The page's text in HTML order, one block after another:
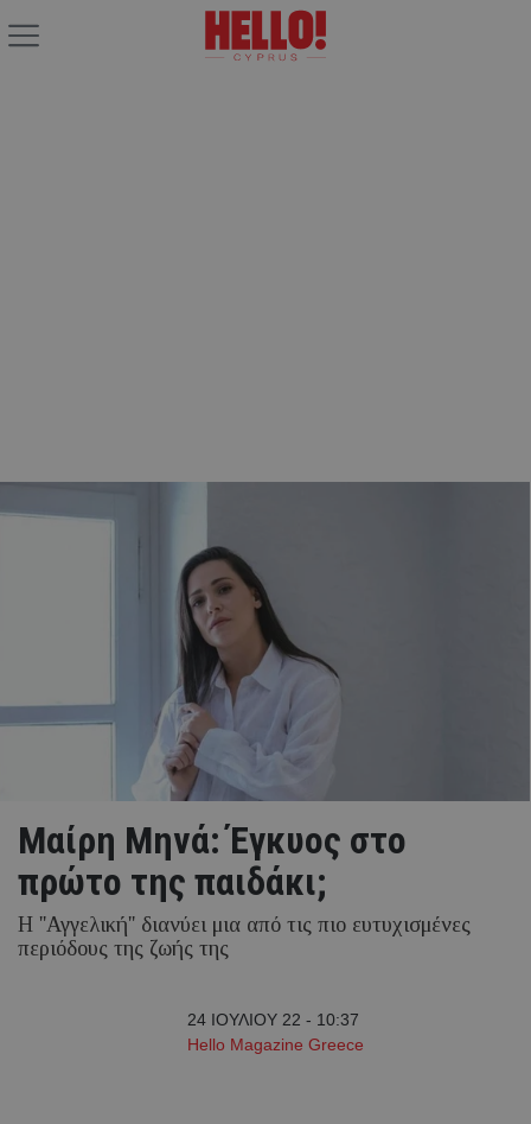
Μαίρη Μηνά: Έγκυος στο
πρώτο της παιδάκι;
Η ''Αγγελική'' διανύει μια από τις πιο ευτυχισμένες
περιόδους της ζωής της
24 ΙΟΥΛΙΟΥ 22 - 10:37
Hello Magazine Greece